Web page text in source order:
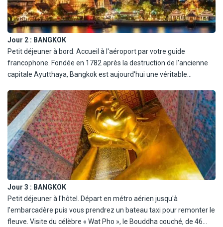
Jour 2 : BANGKOK
Petit déjeuner à bord. Accueil à l'aéroport par votre guide
francophone. Fondée en 1782 après la destruction de l'ancienne
capitale Ayutthaya, Bangkok est aujourd'hui une véritable
d'habitants. Déjeuner et reste de la journée libres. Dîner et nuit à
l'hôtel.
Jour 3 : BANGKOK
Petit déjeuner à l'hôtel. Départ en métro aérien jusqu'à
l'embarcadère puis vous prendrez un bateau taxi pour remonter le
fleuve. Visite du célèbre « Wat Pho », le Bouddha couché, de 46